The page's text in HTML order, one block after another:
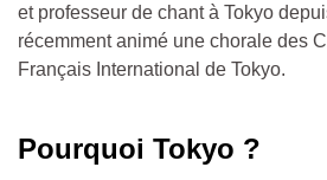
et professeur de chant à Tokyo
récemment animé une chorale des
Français International de Tokyo.
Pourquoi Tokyo ?